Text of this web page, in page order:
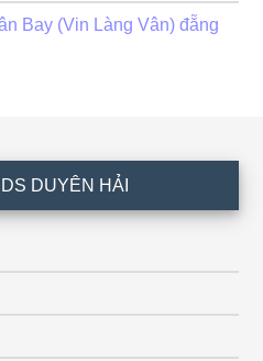
Bay (Vin Làng Vân) đẵng
DUYÊN HẢI